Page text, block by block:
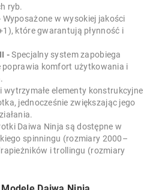
ryb.
Wyposażone w wysokiej jakości
które gwarantują płynność i
-Specjalny system zapobiega
poprawia komfort użytkowania i
wytrzymałe elementy konstrukcyjne
jednocześnie zwiększając jego
Daiwa Ninja są dostępne w
spinningu (rozmiary 2000–
i trollingu (rozmiary